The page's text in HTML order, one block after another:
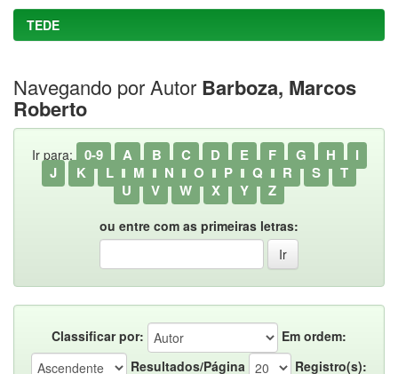
TEDE
Navegando por Autor Barboza, Marcos
Roberto
Ir para: 0-9 A B C D E F G H
I
J
K L M N O P Q R S
T
U
V W X Y Z
ou entre com as primeiras letras:
Classificar por:
Em ordem:
Resultados/Página
Registro(s):